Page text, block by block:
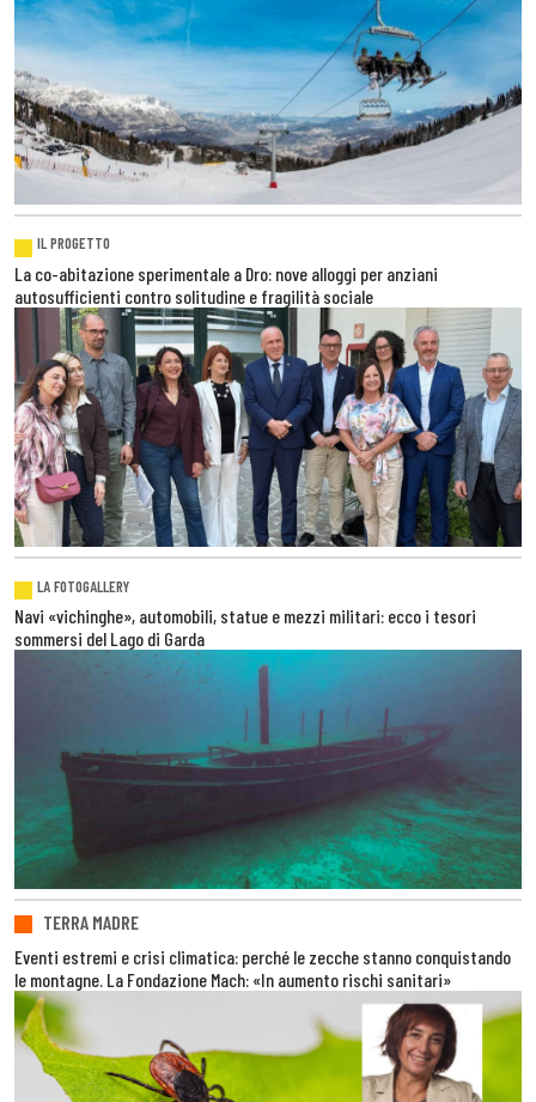
IL PROGETTO
La co-abitazione sperimentale a Dro: nove alloggi per anziani
autosufficienti contro solitudine e fragilità sociale
LA FOTOGALLERY
Navi «vichinghe», automobili, statue e mezzi militari: ecco i tesori
sommersi del Lago di Garda
TERRA MADRE
Eventi estremi e crisi climatica: perché le zecche stanno conquistando
le montagne. La Fondazione Mach: «In aumento rischi sanitari»